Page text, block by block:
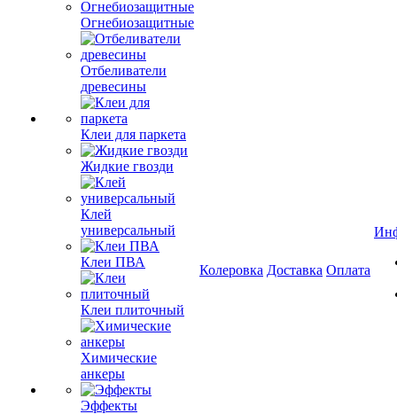
Огнебиозащитные
Отбеливатели
древесины
Клеи для паркета
Жидкие гвозди
Клей
универсальный
Клеи ПВА
Клеи плиточный
Химические
анкеры
Эффекты
Колеровка Доставка Оплата